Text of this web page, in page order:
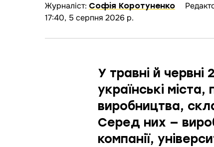
Журналіст: Софія Коротуненко
17:40, 5 серпня 2026 р.
У травні й
українські
виробництва,
Серед них —
компанії,